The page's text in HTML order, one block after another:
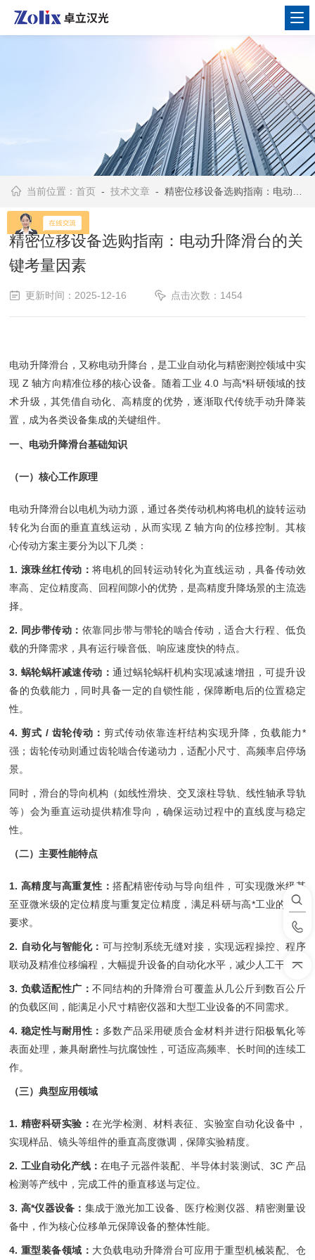
当前位置：首页 -技术文章 - 精密位移设备选购指南：电动升降滑台的关键考量因素
精密位移设备选购指南：电动升降滑台的关
键考量因素
更新时间：2025-12-16 点击次数：1454
电动升降滑台，又称电动升降台，是工业自动化与精密测控领域中实
现 Z 轴方向精准位移的核心设备。随着工业 4.0 与高*科研领域的技
术升级，其凭借自动化、高精度的优势，逐渐取代传统手动升降装
置，成为各类设备集成的关键组件。
一、电动升降滑台基础知识
（一）核心工作原理
电动升降滑台以电机为动力源，通过各类传动机构将电机的旋转运动
转化为台面的垂直直线运动，从而实现 Z 轴方向的位移控制。其核
心传动方案主要分为以下几类：
1. 滚珠丝杠传动：将电机的回转运动转化为直线运动，具备传动效
率高、定位精度高、回程间隙小的优势，是高精度升降场景的主流选
择。
2. 同步带传动： 依靠同步带与带轮的啮合传动，适合大行程、低负
载的升降需求，具有运行噪音低、响应速度快的特点。
3. 蜗轮蜗杆减速传动：通过蜗轮蜗杆机构实现减速增扭，可提升设
备的负载能力，同时具备一定的自锁性能，保障断电后的位置稳定
性。
4. 剪式 / 齿轮传动： 剪式传动依靠连杆结构实现升降，负载能力*
强；齿轮传动则通过齿轮啮合传递动力，适配小尺寸、高频率启停场
景。
同时，滑台的导向机构（如线性滑块、交叉滚柱导轨、线性轴承导轨
等）会为垂直运动提供精准导向，确保运动过程中的直线度与稳定
性。
（二）主要性能特点
1. 高精度与高重复性：搭配精密传动与导向组件，可实现微米级甚
至亚微米级的定位精度与重复定位精度，满足科研与高*工业的严苛
要求。
2. 自动化与智能化： 可与控制系统无缝对接，实现远程操控、程序
联动及精准位移编程，大幅提升设备的自动化水平，减少人工干预。
3. 负载适配性广：不同结构的升降滑台可覆盖从几公斤到数百公斤
的负载区间，能满足小尺寸精密仪器和大型工业设备的不同需求。
4. 稳定性与耐用性： 多数产品采用硬质合金材料并进行阳极氧化等
表面处理，兼具耐磨性与抗腐蚀性，可适应高频率、长时间的连续工
作。
（三）典型应用领域
1. 精密科研实验：在光学检测、材料表征、实验室自动化设备中，
实现样品、镜头等组件的垂直高度微调，保障实验精度。
2. 工业自动化产线：在电子元器件装配、半导体封装测试、3C 产品
检测等产线中，完成工件的垂直移送与定位。
3. 高*仪器设备： 集成于激光加工设备、医疗检测仪器、精密测量设
备中，作为核心位移单元保障设备的整体性能。
4. 重型装备领域： 大负载电动升降滑台可应用于重型机械装配、仓